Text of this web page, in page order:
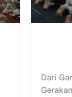
Dari